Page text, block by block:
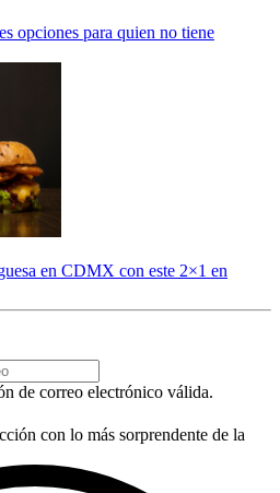
opciones para quien no tiene
en CDMX con este 2×1 en
de correo electrónico válida.
con lo más sorprendente de la